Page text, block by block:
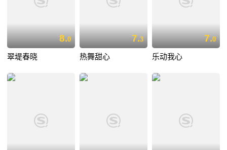
8.0
翠堤春晓
7.3
热舞甜心
7.0
乐动我心